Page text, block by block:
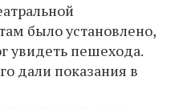
было установлено,
увидеть пешехода.
дали показания в